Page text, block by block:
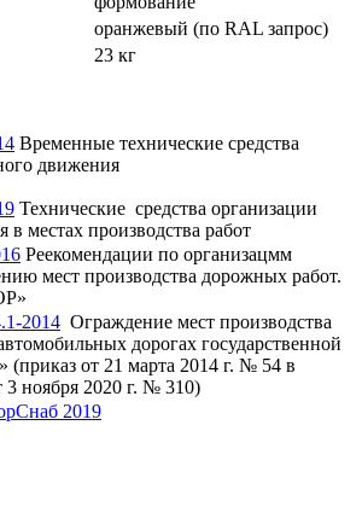
оранжевый (по RAL запрос)
23 кг
Временные технические средства
движения
Технические средства организации
местах производства работ
Реекомендации по организацмм
мест производства дорожных работ.
2014 Ограждение мест производства
дорогах государственной
(приказ от 21 марта 2014 г. № 54 в
3 ноября 2020 г. № 310)
2019